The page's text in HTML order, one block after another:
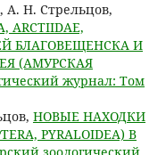
А. Н. Стрельцов,
БЛАГОВЕЩЕНСКА И
(АМУРСКАЯ
журнал: Том
НОВЫЕ НАХОДКИ
PYRALOIDEA) В